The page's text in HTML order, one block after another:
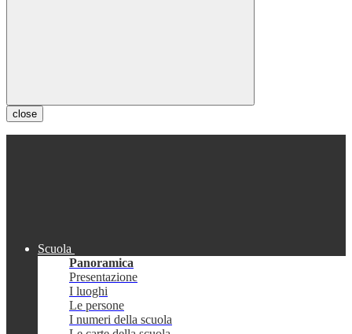
close
Scuola
Panoramica
Presentazione
I luoghi
Le persone
I numeri della scuola